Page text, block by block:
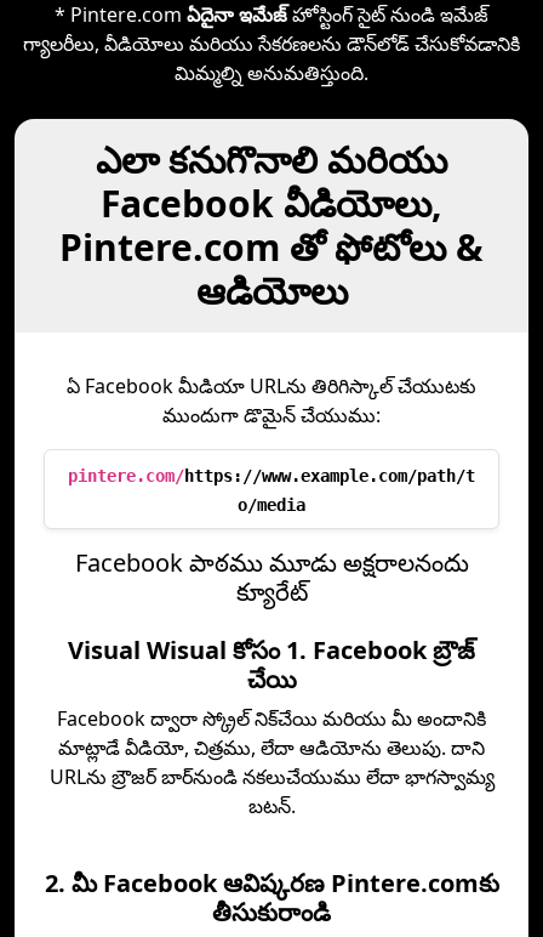
* Pintere.com ఏదైనా ఇమేజ్హోస్టింగ్ సైట్ నుండి ఇమేజ్
గ్యాలరీలు, వీడియోలు మరియు సేకరణలను డౌన్‌లోడ్ చేసుకోవడానికి
మిమ్మల్ని అనుమతిస్తుంది.
ఎలా కనుగొనాలి మరియు
Facebook వీడియోలు,
Pintere.com తో ఫోటోలు &
ఆడియోలు
ఏ Facebook మీడియా URLను తిరిగిస్కాల్ చేయుటకు
ముందుగా డొమైన్ చేయుము:
pintere.com/https://www.example.com/path/t
o/media
Facebook పాఠము మూడు అక్షరాలనందు
క్యూరేట్
Visual Wisual కోసం 1. Facebook బ్రౌజ్
చేయి
Facebook ద్వారా స్క్రోల్ నిక్‌చేయి మరియు మీ అందానికి
మాట్లాడే వీడియో, చిత్రము, లేదా ఆడియోను తెలుపు. దాని
URLను బ్రౌజర్ బార్‌నుండి నకలుచేయుము లేదా భాగస్వామ్య
బటన్.
2. మీ Facebook ఆవిష్కరణ Pintere.comకు
తీసుకురాండి